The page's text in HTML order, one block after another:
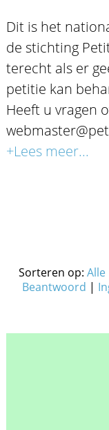
Dit is het
de stichting
terecht als er
petitie kan
Heeft u vragen
+Lees meer...
Sorteren op:Alle
Beantwoord |